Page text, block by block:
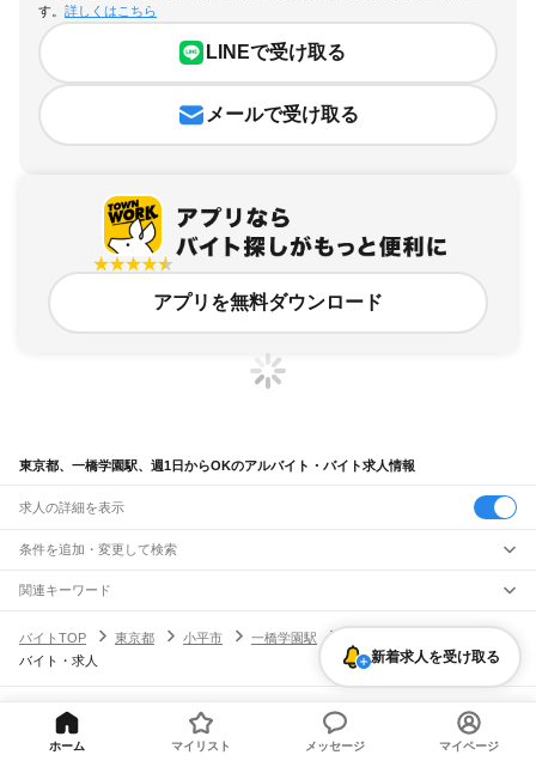
す。 詳しくはこちら
LINEで受け取る
メールで受け取る
アプリを無料ダウンロード
東京都、一橋学園駅、週1日からOKのアルバイト・バイト求人情報
求人の詳細を表示
条件を追加・変更して検索
市区町村を追加・変更
東京都すべて
東京23区
墨田区江東区
江戸川区
八王子市 武蔵野市三鷹市 府中市昭島市調布市 小金井市
駅を追加・変更
JR山手線
大崎駅五反田駅 恵比寿駅 渋谷駅 代々木駅新宿駅
新大久保駅
職種を追加・変更
飲食・フードサービス
すべて
ホールスタッフ
キッチンスタッフ 皿洗い・洗い場精肉・鮮魚加工
給食調理
特徴を追加・変更
人気
雇用形態を追加・変更
関連キーワード
バイトTOP
東京都 小平市 一橋学園駅
週1日からOKのアルバイト・
バイト・求人
新着求人を受け取る
ヘルプ・お問い合わせ サイトマップ
利用規約・プライバシーポリシー
[企業]求人広告の掲載相談
ホーム マイリスト メッセージ マイページ